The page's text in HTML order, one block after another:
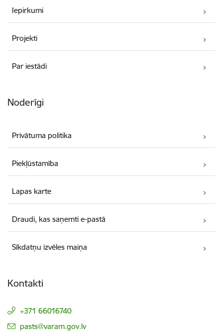
Iepirkumi
Projekti
Par iestādi
Noderīgi
Privātuma politika
Piekļūstamība
Lapas karte
Draudi, kas saņemti e-pastā
Sīkdatņu izvēles maiņa
Kontakti
+371 66016740
E-pasts:
pasts@varam.gov.lv